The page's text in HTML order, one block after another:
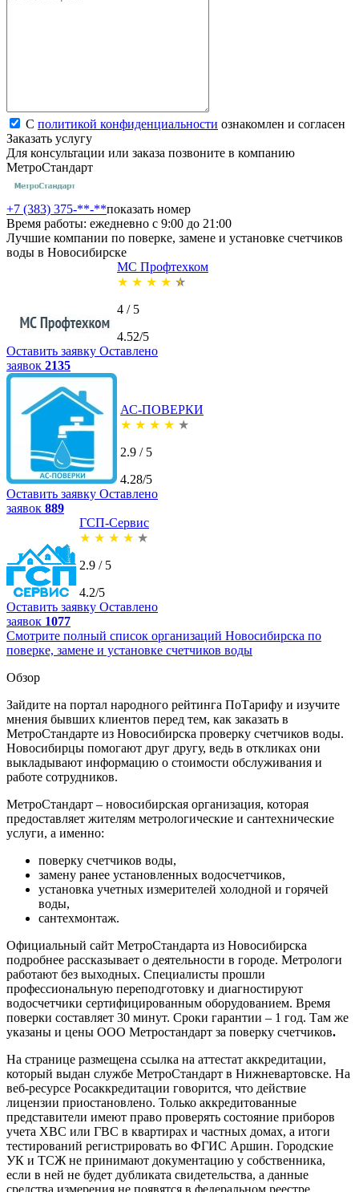
С политикой конфиденциальности ознакомлен и согласен
Заказать услугу
Для консультации или заказа позвоните в компанию
МетроСтандарт
+7 (383) 375-**-**показать номер
Время работы: ежедневно с 9:00 до 21:00
Лучшие компании по поверке, замене и установке счетчиков
воды в Новосибирске
МС Профтехком
★ ★ ★ ★ ★
4 / 5
4.52/5
Оставить заявку Оставлено
заявок 2135
АС-ПОВЕРКИ
★ ★ ★ ★ ★
2.9 / 5
4.28/5
Оставить заявку Оставлено
заявок 889
ГСП-Сервис
★ ★ ★ ★ ★
2.9 / 5
4.2/5
Оставить заявку Оставлено
заявок 1077
Смотрите полный список организаций Новосибирска по
поверке, замене и установке счетчиков воды
Обзор
Зайдите на портал народного рейтинга ПоТарифу и изучите
мнения бывших клиентов перед тем, как заказать в
МетроСтандарте из Новосибирска проверку счетчиков воды.
Новосибирцы помогают друг другу, ведь в откликах они
выкладывают информацию о стоимости обслуживания и
работе сотрудников.
МетроСтандарт – новосибирская организация, которая
предоставляет жителям метрологические и сантехнические
услуги, а именно:
поверку счетчиков воды,
замену ранее установленных водосчетчиков,
установка учетных измерителей холодной и горячей
воды,
сантехмонтаж.
Официальный сайт МетроСтандарта из Новосибирска
подробнее рассказывает о деятельности в городе. Метрологи
работают без выходных. Специалисты прошли
профессиональную переподготовку и диагностируют
водосчетчики сертифицированным оборудованием. Время
поверки составляет 30 минут. Сроки гарантии – 1 год. Там же
указаны и цены ООО Метростандарт за поверку счетчиков.
На странице размещена ссылка на аттестат аккредитации,
который выдан службе МетроСтандарт в Нижневартовске. На
веб-ресурсе Росаккредитации говорится, что действие
лицензии приостановлено. Только аккредитованные
представители имеют право проверять состояние приборов
учета ХВС или ГВС в квартирах и частных домах, а итоги
тестирований регистрировать во ФГИС Аршин. Городские
УК и ТСЖ не принимают документацию у собственника,
если в ней не будет дубликата свидетельства, а данные
средства измерения не появятся в федеральном реестре.